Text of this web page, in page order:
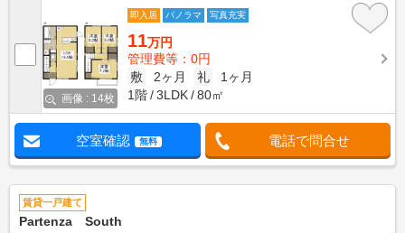
画像 : 14枚
即入居 パノラマ 写真充実
11万円
管理費等：0円
敷
2ヶ月 礼
1ヶ月
1階
3LDK 80㎡
空室確認 無料 電話で問合せ
賃貸一戸建て
Partenza South